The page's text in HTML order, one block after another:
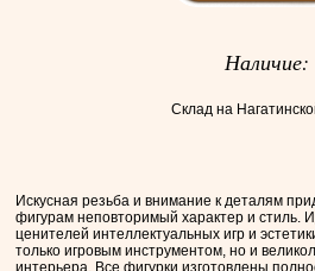
Наличие:
Склад на
Искусная резьба и внимание к деталям
фигурам неповторимый характер и стиль.
ценителей интеллектуальных игр и
только игровым инструментом, но и